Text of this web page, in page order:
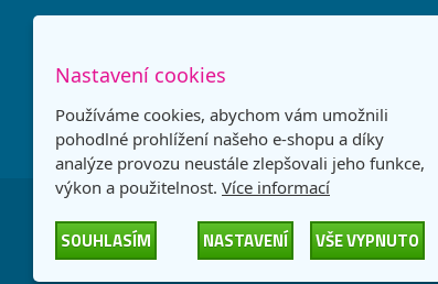
Nastavení cookies
Používáme cookies, abychom vám umožnili
pohodlné prohlížení našeho e-shopu a díky
analýze provozu neustále zlepšovali jeho funkce,
výkon a použitelnost. Více informací
SOUHLASÍM NASTAVENÍ VŠE VYPNUTO